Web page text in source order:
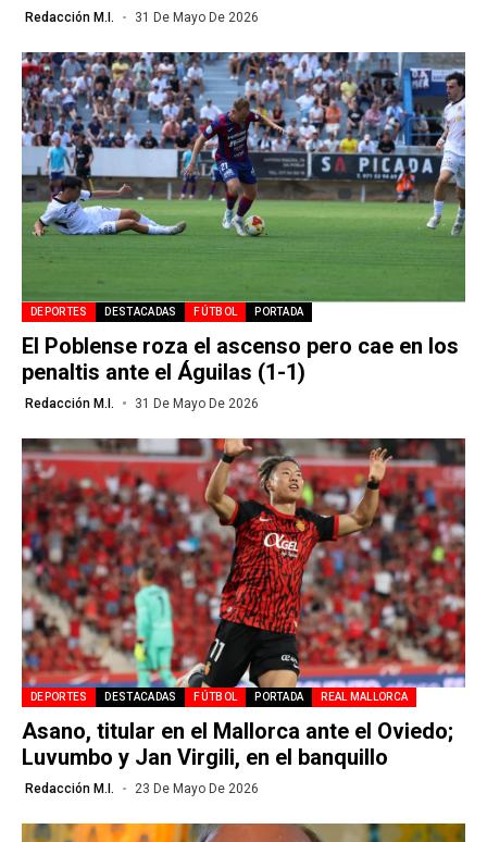
Redacción M.I. 31 De Mayo De 2026
DEPORTES DESTACADAS FÚTBOL PORTADA
El Poblense roza el ascenso pero cae en los
penaltis ante el Águilas (1-1)
Redacción M.I. 31 De Mayo De 2026
DEPORTES DESTACADAS FÚTBOL PORTADA REAL MALLORCA
Asano, titular en el Mallorca ante el Oviedo;
Luvumbo y Jan Virgili, en el banquillo
Redacción M.I. 23 De Mayo De 2026